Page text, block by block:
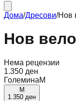
Дома/Дресови/Нов
Нов
Нема рецензии
1.350 ден
ГолеминаM
M
1.350 ден